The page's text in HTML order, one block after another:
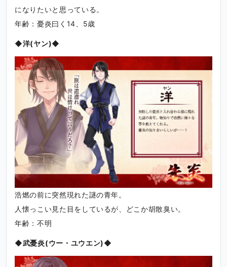
になりたいと思っている。
年齢：憂炎曰く14、5歳
◆洋(ヤン)◆
浩燃の前に突然現れた謎の青年。
人懐っこい見た目をしているが、どこか胡散臭い。
年齢：不明
◆武憂炎(ウー・ユウエン)◆